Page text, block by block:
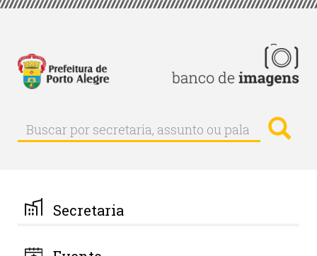
Pular
principal
Buscar
Buscar
por
palavra-
chave
Secretaria